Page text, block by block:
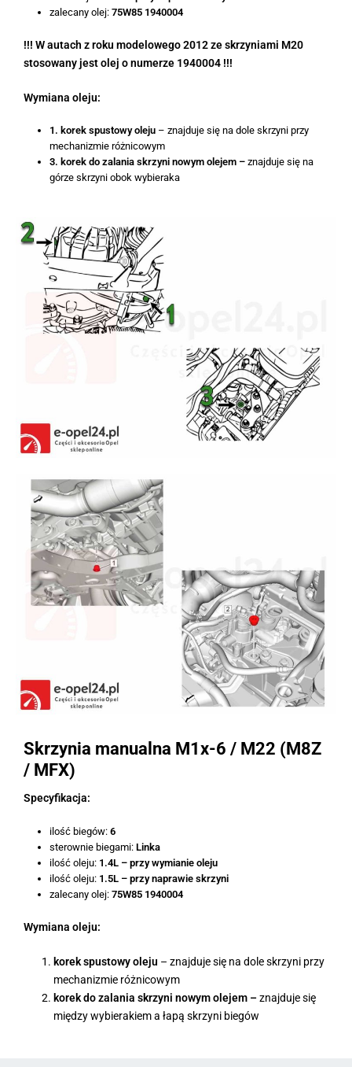
zalecany olej: 75W85 1940004
!!! W autach z roku modelowego 2012 ze skrzyniami M20
stosowany jest olej o numerze 1940004 !!!
Wymiana oleju:
1. korek spustowy oleju – znajduje się na dole skrzyni przy
mechanizmie różnicowym
3. korek do zalania skrzyni nowym olejem – znajduje się na
górze skrzyni obok wybieraka
Skrzynia manualna M1x-6 / M22 (M8Z
/ MFX)
Specyfikacja:
ilość biegów:6
sterownie biegami:Linka
ilość oleju: 1.4L – przy wymianie oleju
ilość oleju: 1.5L – przy naprawie skrzyni
zalecany olej: 75W85 1940004
Wymiana oleju:
korek spustowy oleju – znajduje się na dole skrzyni przy
mechanizmie różnicowym
korek do zalania skrzyni nowym olejem –znajduje się
między wybierakiem a łapą skrzyni biegów